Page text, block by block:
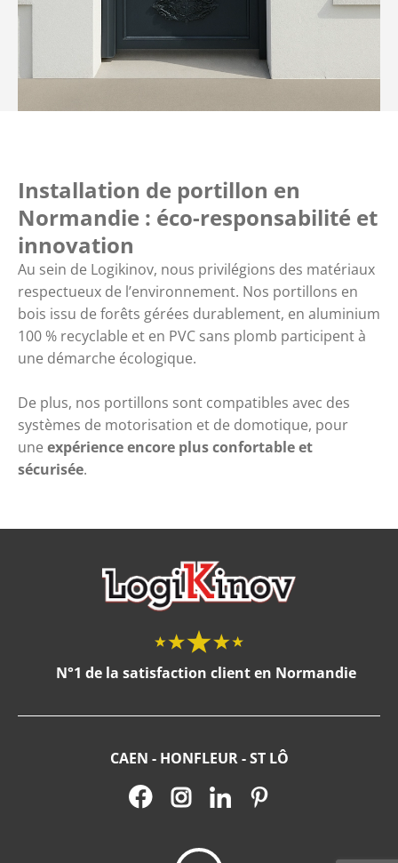
Installation de portillon en
Normandie : éco-responsabilité et
innovation
Au sein de Logikinov, nous privilégions des matériaux
respectueux de l’environnement. Nos portillons en
bois issu de forêts gérées durablement, en aluminium
100 % recyclable et en PVC sans plomb participent à
une démarche écologique.
De plus, nos portillons sont compatibles avec des
systèmes de motorisation et de domotique, pour
une expérience encore plus confortable et
sécurisée.
N°1 de la satisfaction client en Normandie
CAEN - HONFLEUR - ST LÔ